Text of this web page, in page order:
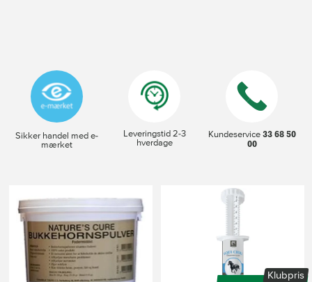
Sikker handel med e-
mærket
Leveringstid 2-3
hverdage
Kundeservice33 68 50
00
Klubpris